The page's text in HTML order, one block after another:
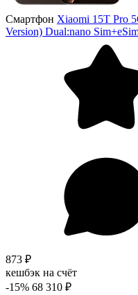
Смартфон Xiaomi 15T Pro
Version) Dual:nano
873 ₽
кешбэк на счёт
-15% 68 310 ₽